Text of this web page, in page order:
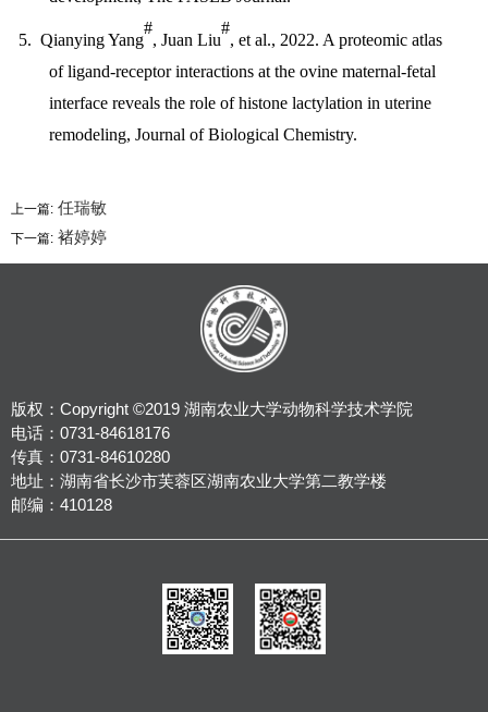
5.Qianying Yang
#
, Juan Liu
#
, et al., 2022. A proteomic atlas
of ligand-receptor interactions at the ovine maternal-fetal
interface reveals the role of histone lactylation in uterine
remodeling, Journal of Biological Chemistry.
上一篇: 任瑞敏
下一篇: 褚婷婷
版权：Copyright ©2019 湖南农业大学动物科学技术学院
电话：0731-84618176
传真：0731-84610280
地址：湖南省长沙市芙蓉区湖南农业大学第二教学楼
邮编：410128